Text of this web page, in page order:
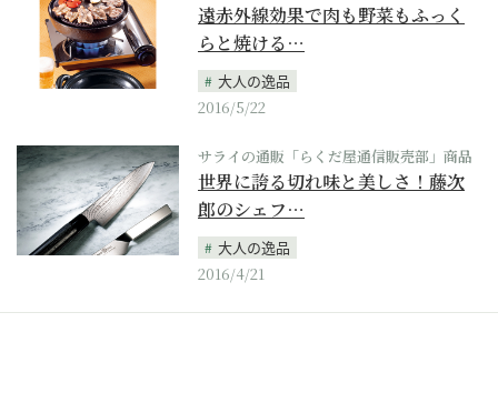
遠赤外線効果で肉も野菜もふっく
らと焼ける…
大人の逸品
2016/5/22
サライの通販「らくだ屋通信販売部」商品
世界に誇る切れ味と美しさ！藤次
郎のシェフ…
大人の逸品
2016/4/21